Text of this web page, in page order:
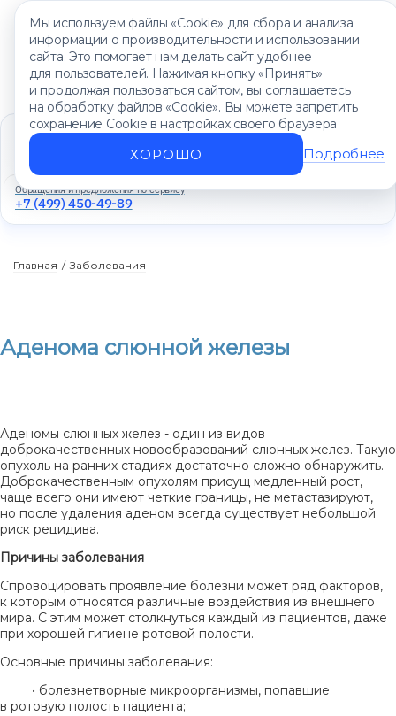
Мы используем файлы «Cookie» для сбора и анализа
информации о производительности и использовании
сайта. Это помогает нам делать сайт удобнее
для пользователей. Нажимая кнопку «Принять»
и продолжая пользоваться сайтом, вы соглашаетесь
на обработку файлов «Cookie». Вы можете запретить
сохранение Cookie в настройках своего браузера
ХОРОШО Подробнее
Единый контакт-центр
+7 (499) 450-88-89
Ежедневно с 8:00 до 20:00
Обращения и предложения по сервису
+7 (499) 450-49-89
Главная / Заболевания
Аденома слюнной железы
Аденомы слюнных желез - один из видов
доброкачественных новообразований слюнных желез. Такую
опухоль на ранних стадиях достаточно сложно обнаружить.
Доброкачественным опухолям присущ медленный рост,
чаще всего они имеют четкие границы, не метастазируют,
но после удаления аденом всегда существует небольшой
риск рецидива.
Причины заболевания
Спровоцировать проявление болезни может ряд факторов,
к которым относятся различные воздействия из внешнего
мира. С этим может столкнуться каждый из пациентов, даже
при хорошей гигиене ротовой полости.
Основные причины заболевания:
• болезнетворные микроорганизмы, попавшие
в ротовую полость пациента;